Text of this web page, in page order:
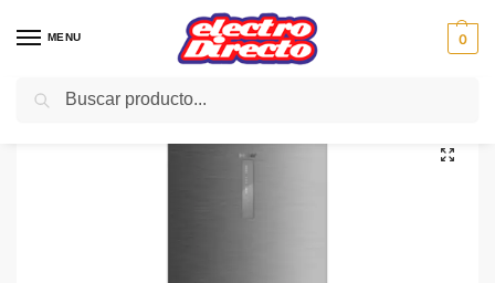
MENU 0
Inicio Gama blanca Frigorificos